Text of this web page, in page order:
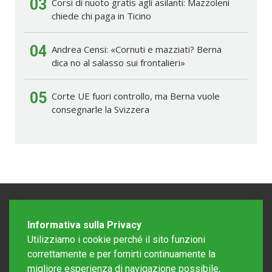
03 Corsi di nuoto gratis agli asilanti: Mazzoleni
chiede chi paga in Ticino
04 Andrea Censi: «Cornuti e mazziati? Berna
dica no al salasso sui frontalieri»
05 Corte UE fuori controllo, ma Berna vuole
consegnarle la Svizzera
Informativa sulla Privacy
Utilizziamo i cookie perché il sito funzioni
correttamente e per fornirti continuamente la
migliore esperienza di navigazione possibile,